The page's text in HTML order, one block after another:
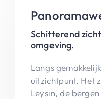
Schitterend
omgeving.
Langs
uitzichtpunt. Het zicht op hotel Fabiola,
Leysin, de